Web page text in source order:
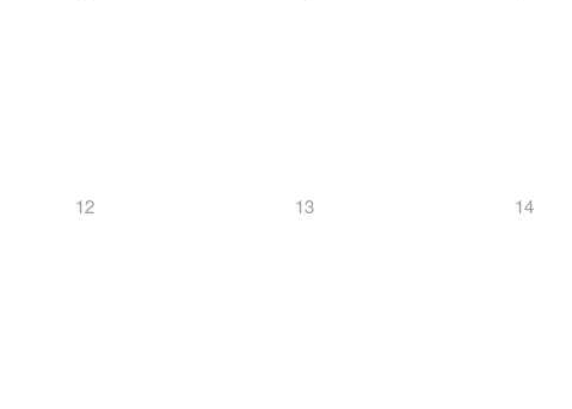
12 13 14